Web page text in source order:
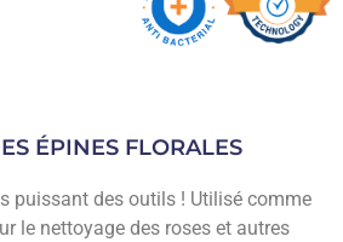
ÉPINES FLORALES
puissant des outils ! Utilisé comme
le nettoyage des roses et autres